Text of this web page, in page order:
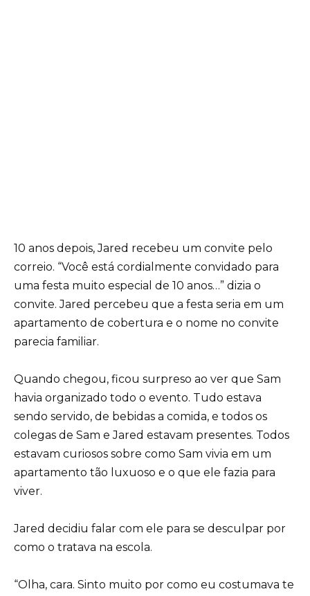
10 anos depois, Jared recebeu um convite pelo
correio. “Você está cordialmente convidado para
uma festa muito especial de 10 anos…” dizia o
convite. Jared percebeu que a festa seria em um
apartamento de cobertura e o nome no convite
parecia familiar.
Quando chegou, ficou surpreso ao ver que Sam
havia organizado todo o evento. Tudo estava
sendo servido, de bebidas a comida, e todos os
colegas de Sam e Jared estavam presentes. Todos
estavam curiosos sobre como Sam vivia em um
apartamento tão luxuoso e o que ele fazia para
viver.
Jared decidiu falar com ele para se desculpar por
como o tratava na escola.
“Olha, cara. Sinto muito por como eu costumava te